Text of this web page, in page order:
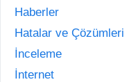
Haberler
Hatalar ve Çözümleri
İnceleme
İnternet